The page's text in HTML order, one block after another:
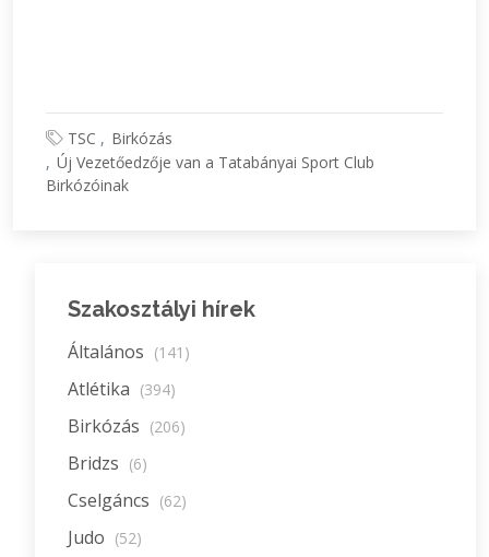
TSC
Birkózás
Új Vezetőedzője van a Tatabányai Sport Club
Birkózóinak
Szakosztályi hírek
Általános (141)
Atlétika (394)
Birkózás (206)
Bridzs (6)
Cselgáncs (62)
Judo (52)